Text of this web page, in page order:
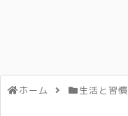
ホーム 生活と習慣